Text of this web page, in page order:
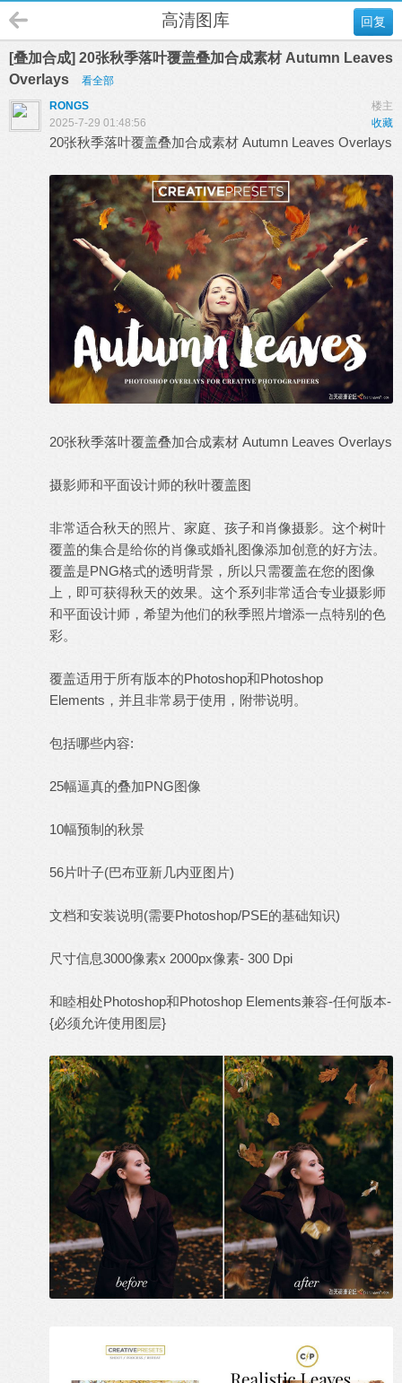
回复
高清图库
[叠加合成] 20张秋季落叶覆盖叠加合成素材 Autumn Leaves
Overlays
看全部
楼主
RONGS
收藏
2025-7-29 01:48:56
20张秋季落叶覆盖叠加合成素材 Autumn Leaves Overlays
20张秋季落叶覆盖叠加合成素材 Autumn Leaves Overlays
摄影师和平面设计师的秋叶覆盖图
非常适合秋天的照片、家庭、孩子和肖像摄影。这个树叶
覆盖的集合是给你的肖像或婚礼图像添加创意的好方法。
覆盖是PNG格式的透明背景 ，所以只需覆盖在您的图像
上，即可获得秋天的效果。这个系列非常适合专业摄影师
和平面设计师，希望为他们的秋季照片增添一点特别的色
彩。
覆盖适用于所有版本的Photoshop和Photoshop
Elements，并且非常易于使用，附带说明。
包括哪些内容:
25幅逼真的叠加PNG图像
10幅预制的秋景
56片叶子(巴布亚新几内亚图片)
文档和安装说明(需要Photoshop/PSE的基础知识)
尺寸信息3000像素x 2000px像素- 300 Dpi
和睦相处Photoshop和Photoshop Elements兼容-任何版本-
{必须允许使用图层}